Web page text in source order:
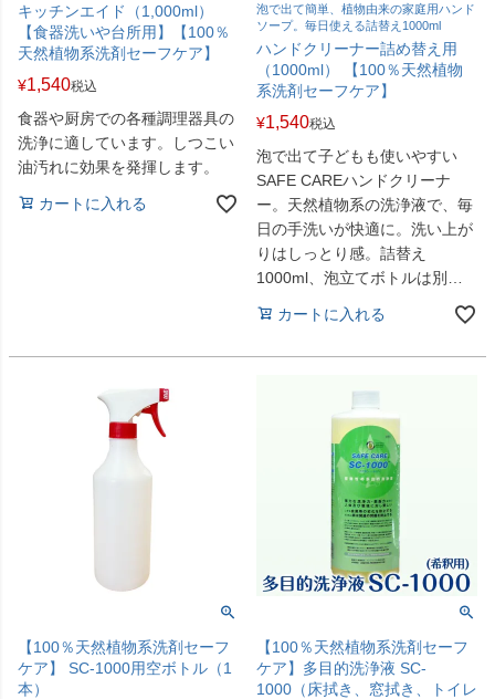
キッチンエイド（1,000ml）
【食器洗いや台所用】【100％
天然植物系洗剤セーフケア】
¥1,540税込
食器や厨房での各種調理器具の
洗浄に適しています。しつこい
油汚れに効果を発揮します。
カートに入れる
泡で出て簡単、植物由来の家庭用ハンド
ソープ。毎日使える詰替え1000ml
ハンドクリーナー詰め替え用
（1000ml） 【100％天然植物
系洗剤セーフケア】
¥1,540税込
泡で出て子どもも使いやすい
SAFE CAREハンドクリーナ
ー。天然植物系の洗浄液で、毎
日の手洗いが快適に。洗い上が
りはしっとり感。詰替え
1000ml、泡立てボトルは別途
カートに入れる
【100％天然植物系洗剤セーフ
ケア】 SC-1000用空ボトル（1
本）
【100％天然植物系洗剤セーフ
ケア】多目的洗浄液 SC-
1000（床拭き、窓拭き、トイレ